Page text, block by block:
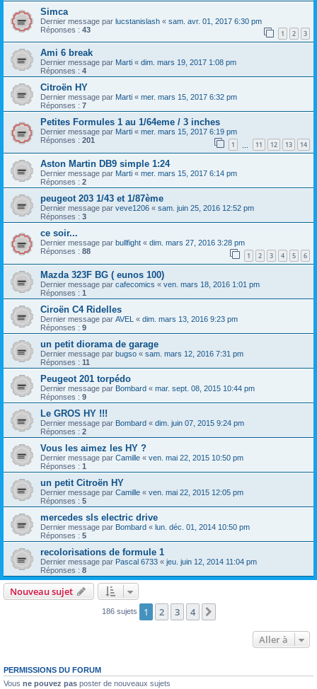
Simca
Dernier message par lucstanislash « sam. avr. 01, 2017 6:30 pm
Réponses : 43 1 2 3
Ami 6 break
Dernier message par Marti « dim. mars 19, 2017 1:08 pm
Réponses : 4
Citroën HY
Dernier message par Marti « mer. mars 15, 2017 6:32 pm
Réponses : 7
Petites Formules 1 au 1/64eme / 3 inches
Dernier message par Marti « mer. mars 15, 2017 6:19 pm
Réponses : 201 1 11 12 13 14
Aston Martin DB9 simple 1:24
Dernier message par Marti « mer. mars 15, 2017 6:14 pm
Réponses : 2
peugeot 203 1/43 et 1/87ème
Dernier message par veve1206 « sam. juin 25, 2016 12:52 pm
Réponses : 3
ce soir...
Dernier message par bullfight « dim. mars 27, 2016 3:28 pm
Réponses : 88 1 2 3 4 5 6
Mazda 323F BG ( eunos 100)
Dernier message par cafecomics « ven. mars 18, 2016 1:01 pm
Réponses : 1
Ciroën C4 Ridelles
Dernier message par AVEL « dim. mars 13, 2016 9:23 pm
Réponses : 9
un petit diorama de garage
Dernier message par bugso « sam. mars 12, 2016 7:31 pm
Réponses : 11
Peugeot 201 torpédo
Dernier message par Bombard « mar. sept. 08, 2015 10:44 pm
Réponses : 9
Le GROS HY !!!
Dernier message par Bombard « dim. juin 07, 2015 9:24 pm
Réponses : 2
Vous les aimez les HY ?
Dernier message par Camille « ven. mai 22, 2015 10:50 pm
Réponses : 1
un petit Citroën HY
Dernier message par Camille « ven. mai 22, 2015 12:05 pm
Réponses : 5
mercedes sls electric drive
Dernier message par Bombard « lun. déc. 01, 2014 10:50 pm
Réponses : 5
recolorisations de formule 1
Dernier message par Pascal 6733 « jeu. juin 12, 2014 11:04 pm
Réponses : 8
Nouveau sujet
186 sujets 1 2 3 4
Aller à
PERMISSIONS DU FORUM
Vous ne pouvez pas poster de nouveaux sujets